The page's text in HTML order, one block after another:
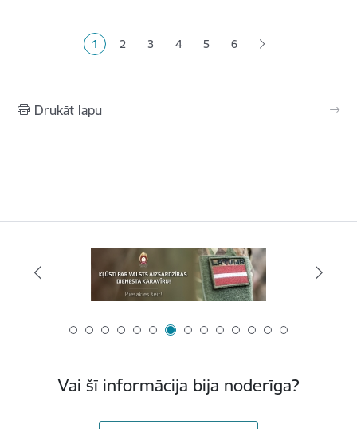
Pašreizējā lapa
1 Lapa
2 Lapa
3 Lapa
4 Lapa
5 6
Drukāt lapu
Vai šī informācija bija noderīga?